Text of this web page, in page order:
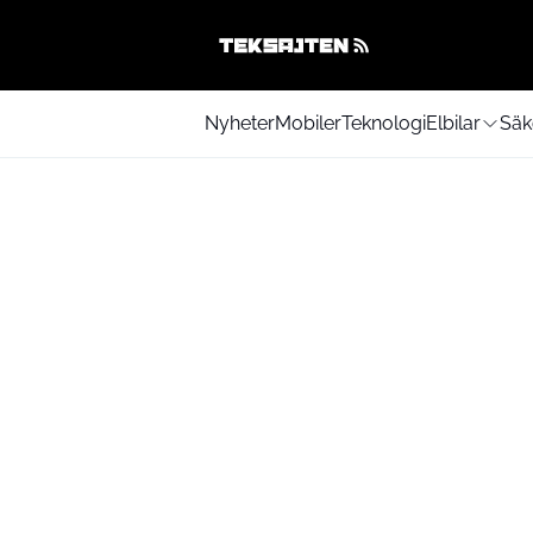
NyheterMobilerTeknologiElbilar